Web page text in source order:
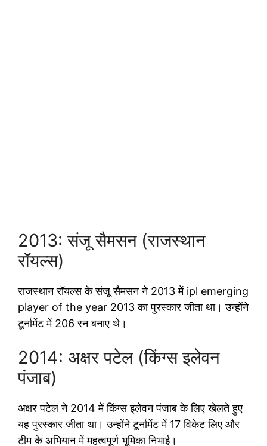
2013: संजू सैमसन (राजस्थान
रॉयल्स)
राजस्थान रॉयल्स के संजू सैमसन ने 2013 में ipl emerging
player of the year 2013 का पुरस्कार जीता था। उन्होंने
टूर्नामेंट में 206 रन बनाए थे।
2014: अक्षर पटेल (किंग्स इलेवन
पंजाब)
अक्षर पटेल ने 2014 में किंग्स इलेवन पंजाब के लिए खेलते हुए
यह पुरस्कार जीता था। उन्होंने टूर्नामेंट में 17 विकेट लिए और
टीम के अभियान में महत्वपूर्ण भूमिका निभाई।